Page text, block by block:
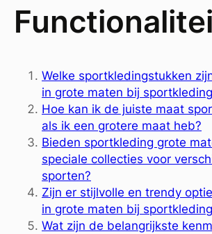
Welke sportkledingstukken
in grote maten bij
Hoe kan ik de juiste maat
als ik een grotere maat heb?
Bieden sportkleding grote
speciale collecties voor
sporten?
Zijn er stijlvolle en trendy
in grote maten bij
Wat zijn de belangrijkste